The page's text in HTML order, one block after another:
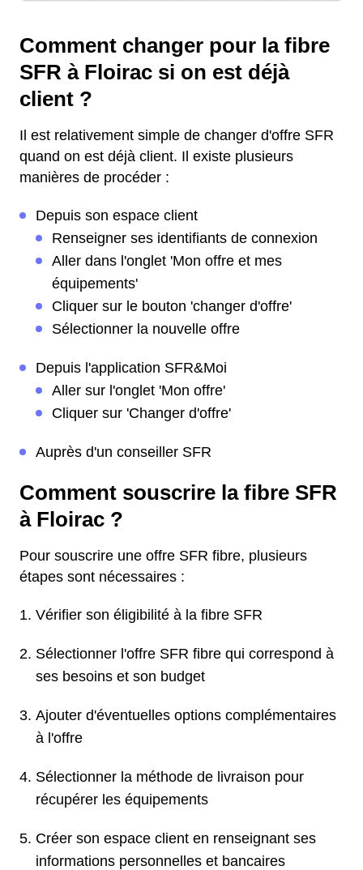
Comment changer pour la fibre
SFR à Floirac si on est déjà
client ?
Il est relativement simple de changer d'offre SFR
quand on est déjà client. Il existe plusieurs
manières de procéder :
Depuis son espace client
Renseigner ses identifiants de connexion
Aller dans l'onglet 'Mon offre et mes
équipements'
Cliquer sur le bouton 'changer d'offre'
Sélectionner la nouvelle offre
Depuis l'application SFR&Moi
Aller sur l'onglet 'Mon offre'
Cliquer sur 'Changer d'offre'
Auprès d'un conseiller SFR
Comment souscrire la fibre SFR
à Floirac ?
Pour souscrire une offre SFR fibre, plusieurs
étapes sont nécessaires :
Vérifier son éligibilité à la fibre SFR
Sélectionner l'offre SFR fibre qui correspond à
ses besoins et son budget
Ajouter d'éventuelles options complémentaires
à l'offre
Sélectionner la méthode de livraison pour
récupérer les équipements
Créer son espace client en renseignant ses
informations personnelles et bancaires